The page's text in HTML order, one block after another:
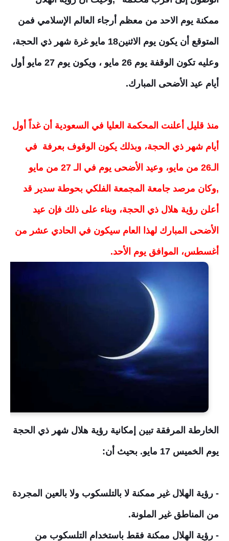
ممكنة يوم الاحد من معظم أرجاء العالم الإسلامي فمن
المتوقع أن يكون يوم الاثنين18 مايو غرة شهر ذي الحجة،
وعليه تكون الوقفة يوم 26 مايو ، ويكون يوم 27 مايو أول
أيام عيد الأضحى المبارك.
منذ قليل أعلنت المحكمة العليا في السعودية أن غداً أول
أيام شهر ذي الحجة، وبذلك يكون الوقوف بعرفة في
الـ26 من مايو، وعيد الأضحى يوم في الـ 27 من مايو
,وكان مرصد جامعة المجمعة الفلكي بحوطة سدير قد
أعلن رؤية هلال ذي الحجة، وبناء على ذلك فإن عيد
الأضحى المبارك لهذا العام سيكون في الحادي عشر من
أغسطس، الموافق يوم الأحد.
الخارطة المرفقة تبين إمكانية رؤية هلال شهر ذي الحجة
يوم الخميس 17 مايو. بحيث أن:
- رؤية الهلال غير ممكنة لا بالتلسكوب ولا بالعين المجردة
من المناطق غير الملونة.
- رؤية الهلال ممكنة فقط باستخدام التلسكوب من